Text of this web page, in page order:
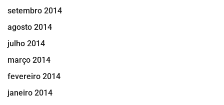
setembro 2014
agosto 2014
julho 2014
março 2014
fevereiro 2014
janeiro 2014